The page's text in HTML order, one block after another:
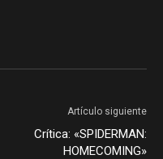
Artículo siguiente
Crítica: «SPIDERMAN:
HOMECOMING»